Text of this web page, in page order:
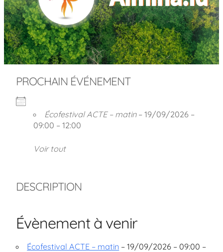
PROCHAIN ÉVÉNEMENT
Écofestival ACTE – matin– 19/09/2026 –
09:00 – 12:00
Voir tout
DESCRIPTION
Évènement à venir
Écofestival ACTE – matin – 19/09/2026 – 09:00 –